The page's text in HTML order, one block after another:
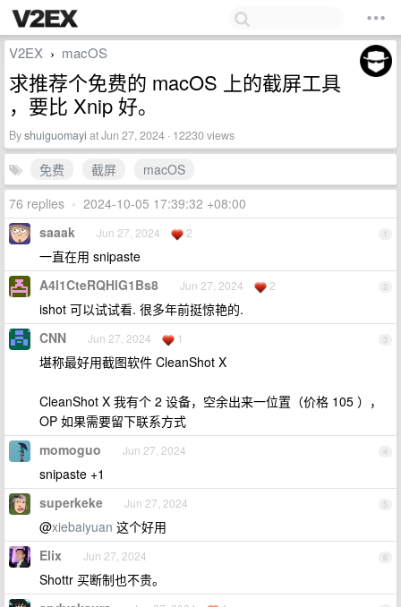
V2EX › macOS
求推荐个免费的 macOS 上的截屏工具
，要比 Xnip 好。
Byshuiguomayi at Jun 27, 2024 · 12230 views
免费 截屏
macOS
76 replies • 2024-10-05 17:39:32 +08:00
1
saaak Jun 27, 2024 2
一直在用 snipaste
2
A4l1CteRQHlG1Bs8 Jun 27, 2024 2
ishot 可以试试看. 很多年前挺惊艳的.
3
CNN Jun 27, 2024 1
堪称最好用截图软件 CleanShot X
CleanShot X 我有个 2 设备，空余出来一位置（价格 105 ），
OP 如果需要留下联系方式
4
momoguo Jun 27, 2024
snipaste +1
5
superkeke Jun 27, 2024
@xiebaiyuan 这个好用
6
Elix Jun 27, 2024
Shottr 买断制也不贵。